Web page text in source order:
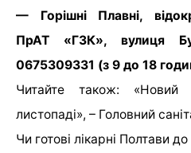
— Горішні Плавні,
ПрАТ «ГЗК», вулиця
0675309331 (з 9 до 18
Читайте також:
листопаді», – Головний
Чи готові лікарні Полтави